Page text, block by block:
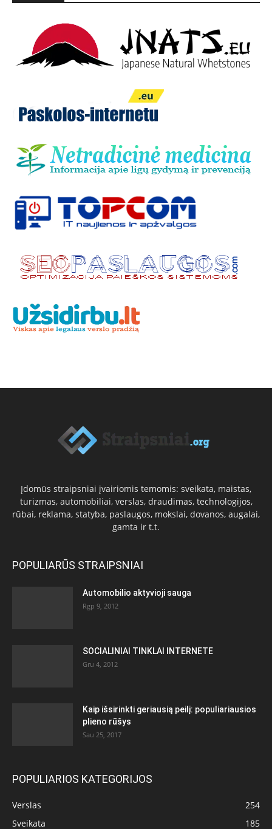
Įdomūs straipsniai įvairiomis temomis: sveikata, maistas,
turizmas, automobiliai, verslas, draudimas, technologijos,
rūbai, reklama, statyba, paslaugos, mokslai, dovanos, augalai,
gamta ir t.t.
POPULIARŪS STRAIPSNIAI
Automobilio aktyvioji sauga
Rgp 9, 2012
SOCIALINIAI TINKLAI INTERNETE
Gru 4, 2012
Kaip išsirinkti geriausią peilį: populiariausios
plieno rūšys
Sau 25, 2017
POPULIARIOS KATEGORIJOS
Verslas
254
Sveikata
185